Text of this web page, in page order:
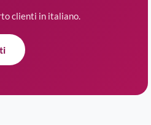
clienti in italiano.